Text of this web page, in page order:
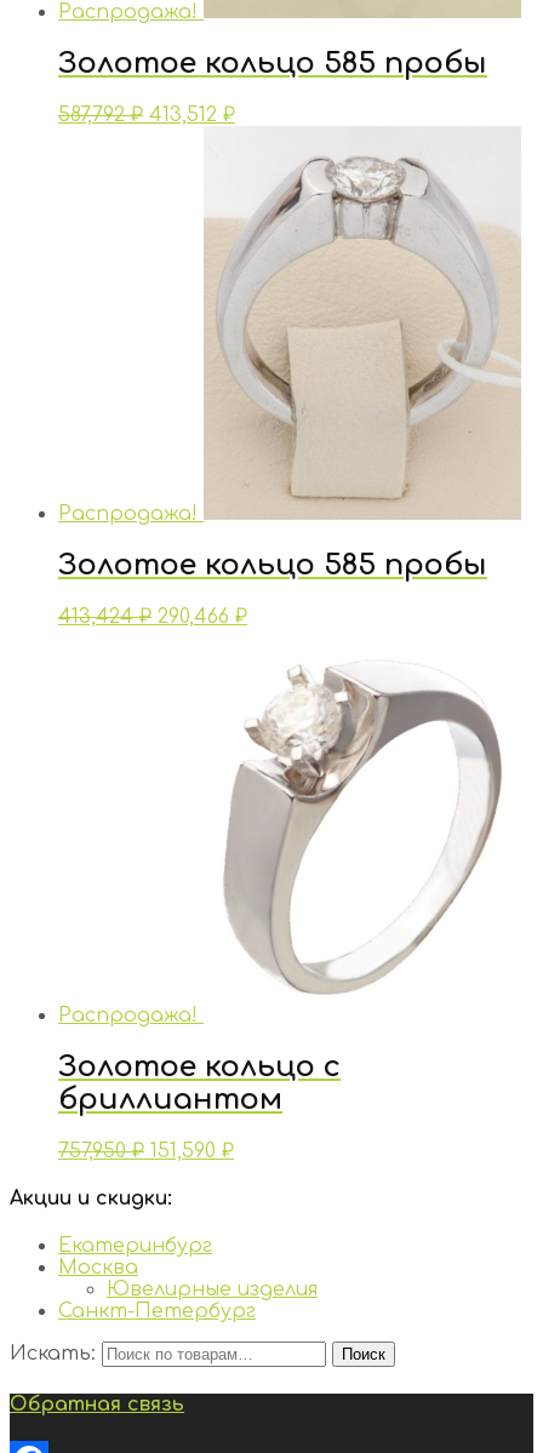
Распродажа!
Золотое кольцо 585 пробы
587,792₽ 413,512 ₽
Распродажа!
Золотое кольцо 585 пробы
413,424₽ 290,466 ₽
Распродажа!
Золотое кольцо с
бриллиантом
757,950₽ 151,590 ₽
Акции и скидки:
Екатеринбург
Москва
Ювелирные изделия
Санкт-Петербург
Искать:
Поиск
Обратная связь